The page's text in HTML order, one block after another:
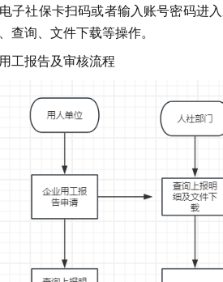
子社保卡扫码或者输入账号密码进
查询、文件下载等操作。
工报告及审核流程